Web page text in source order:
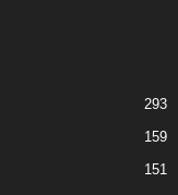
293
159
151